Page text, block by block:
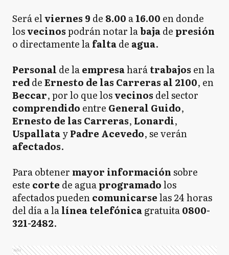
Será elviernes 9 de 8.00 a16.00 en donde
losvecinospodrán notar labajade presión
o directamente lafaltade agua.
Personal de laempresaharátrabajos en la
reddeErnesto de las Carreras al 2100, en
Beccar, por lo que losvecinos del sector
comprendido entre General Guido,
Ernesto de las Carreras, Lonardi,
UspallatayPadre Acevedo, se verán
afectados.
Para obtener mayor informaciónsobre
este corte de aguaprogramadolos
afectados puedencomunicarselas 24 horas
del día a lalíneatelefónicagratuita0800-
321-2482.
Ads